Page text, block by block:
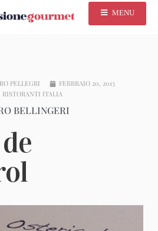
MENU
PELLEGRI
FEBBRAIO 20, 2013
RISTORANTI ITALIA
BELLINGERI